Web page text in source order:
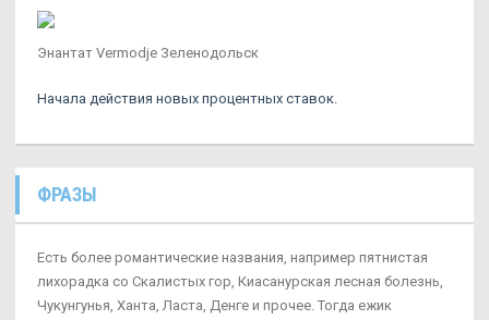
Энантат Vermodje Зеленодольск
Начала действия новых процентных ставок.
ФРАЗЫ
Есть более романтические названия, например пятнистая
лихорадка со Скалистых гор, Киасанурская лесная болезнь,
Чукунгунья, Ханта, Ласта, Денге и прочее. Тогда ежик